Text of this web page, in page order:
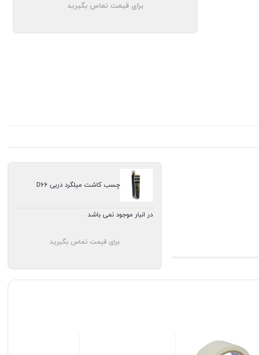
برای قیمت تماس بگیرید
چسب کاشت میلگرد دربی D66
در انبار موجود نمی باشد
برای قیمت تماس بگیرید